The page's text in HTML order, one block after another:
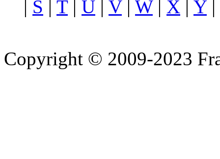
S T| U V| W| X Y|
Copyright © 2009-2023